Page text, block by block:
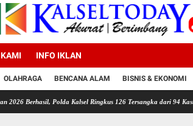
INFO IKLAN
OLAHRAGA BENCANA ALAM BISNIS & EKONOMI
Kalsel Ringkus 126 Tersangka dari 94 Kasus Kejahatan